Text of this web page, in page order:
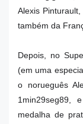
Alexis
também da
Depois, no
(em uma
o norueguês
1min29seg89,
medalha de